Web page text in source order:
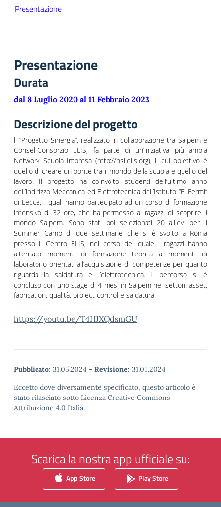
Presentazione
Presentazione
Durata
dal 8 Luglio 2020 al 11 Febbraio 2023
Descrizione del progetto
ll “Progetto Sinergia”, realizzato in collaborazione tra Saipem e
Consel-Consorzio ELIS, fa parte di un’iniziativa più ampia
Network Scuola Impresa (http://nsi.elis.org), il cui obiettivo è
quello di creare un ponte tra il mondo della scuola e quello del
lavoro. Il progetto ha coinvolto studenti dell’ultimo anno
dell’indirizzo Meccanica ed Elettrotecnica dell’Istituto “E. Fermi”
di Lecce, i quali hanno partecipato ad un corso di formazione
intensivo di 32 ore, che ha permesso ai ragazzi di scoprire il
mondo Saipem. Sono stati poi selezionati 20 allievi per il
Summer Camp di due settimane che si è svolto a Roma
presso il Centro ELIS, nel corso del quale i ragazzi hanno
alternato momenti di formazione teorica a momenti di
laboratorio orientati all’acquisizione di competenze per quanto
riguarda la saldatura e l’elettrotecnica. Il percorso si è
concluso con uno stage di 4 mesi in Saipem nei settori: asset,
fabrication, qualità, project control e saldatura.
https://youtu.be/T4HJXQdsmGU
Pubblicato: 31.05.2024 - Revisione: 31.05.2024
Eccetto dove diversamente specificato, questo articolo è
stato rilasciato sotto Licenza Creative Commons
Attribuzione 4.0 Italia.
Scarica la nostra app ufficiale su:
App Store Play Store